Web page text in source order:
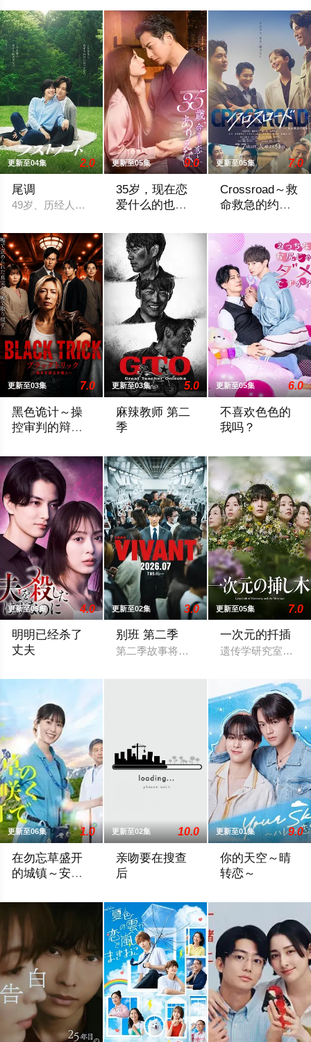
更新至04集 2.0
尾调
49岁、历经人生酸甜苦辣而追求现状稳定的职场女性一濑葵（
更新至05集 9.0
35岁，现在恋
爱什么的也太
更新至05集 7.0
Crossroad～救
命救急的约定
更新至03集 7.0
黑色诡计～操
控审判的辩护
更新至03集 5.0
麻辣教师 第二
季
更新至05集 6.0
不喜欢色色的
我吗？
更新至05集 4.0
明明已经杀了
丈夫
更新至02集 3.0
别班 第二季
第二季故事将紧接前作结局展开，以自卫
更新至05集 7.0
一次元的扦插
遗传学研究室的博
更新至06集 1.0
在勿忘草盛开
的城镇～安昙
更新至02集 10.0
亲吻要在搜查
后
更新至01集 9.0
你的天空～晴
转恋～